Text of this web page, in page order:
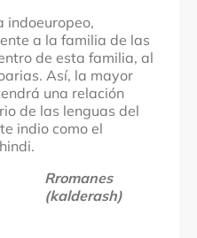
indoeuropeo,
a la familia de las
de esta familia, al
Así, la mayor
una relación
de las lenguas del
indio como el
Rromanes
(kalderash)